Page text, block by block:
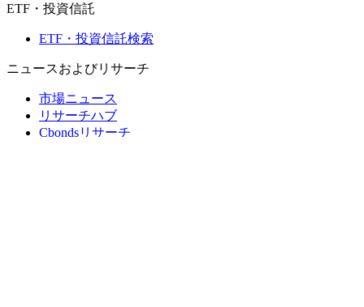
ETF・投資信託
ETF・投資信託検索
ニュースおよびリサーチ
市場ニュース
リサーチハブ
Cbondsリサーチ